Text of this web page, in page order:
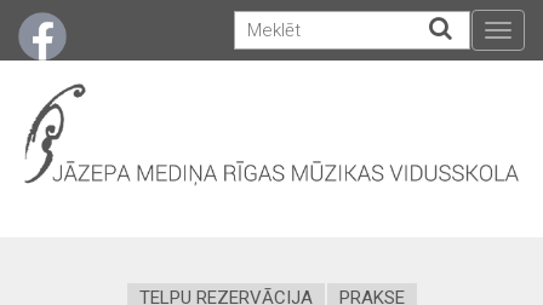
TELPU REZERVĀCIJA
PRAKSE